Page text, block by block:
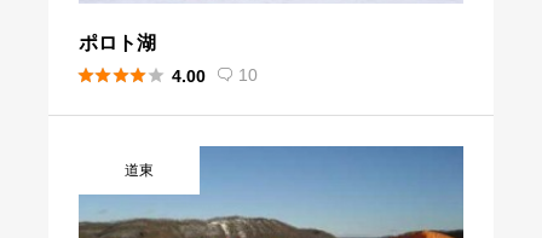
ポロト湖
 4.00  10
道東